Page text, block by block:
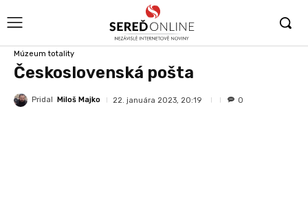
Múzeum totality
Československá pošta
Pridal Miloš Majko 22. januára 2023, 20:19 0